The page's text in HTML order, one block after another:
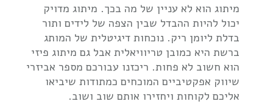
מיתוג הוא לא עניין של מה בכך. מיתוג מדויק
יכול להיות ההבדל שבין הצפה של לידים ותור
בדלת ליומן ריק. נוכחות דיגיטלית של המותג
ברשת היא כמובן טריוויאלית אבל גם מיתוג פיזי
הוא חשוב לא פחות. ריכזנו עבורכם מספר אביזרי
שיווק אפקטיביים המוכחים כמתודות שיביאו
אליכם לקוחות ויחזירו אותם שוב ושוב.